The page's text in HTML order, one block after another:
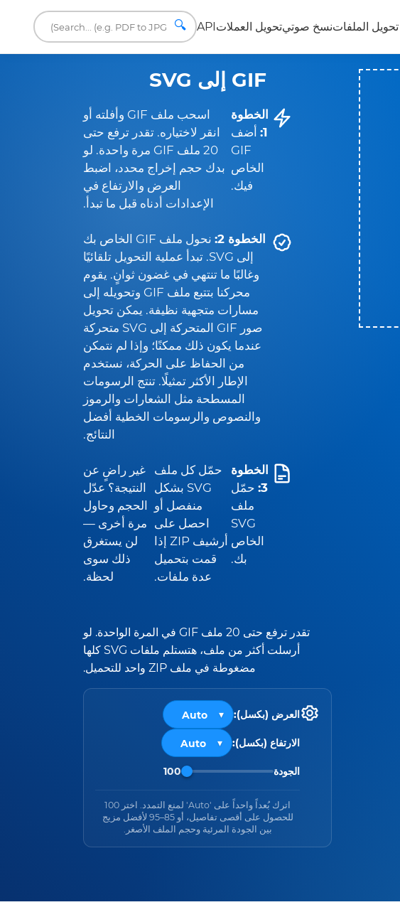
تحويل الملفاتنسخ صوتيتحويل العملاتAPI
🔍
GIF إلى SVG
الخطوة
1:
أضف
GIF
الخاص
فيك.
اسحب ملف GIF وأفلته أو
انقر لاختياره. تقدر ترفع حتى
20 ملف GIF مرة واحدة. لو
بدك حجم إخراج محدد، اضبط
العرض والارتفاع في
الإعدادات أدناه قبل ما تبدأ.
الخطوة 2:
نحول ملف GIF الخاص بك
إلى SVG. تبدأ عملية التحويل تلقائيًا
وغالبًا ما تنتهي في غضون ثوانٍ. يقوم
محركنا بتتبع ملف GIF وتحويله إلى
مسارات متجهية نظيفة. يمكن تحويل
صور GIF المتحركة إلى SVG متحركة
عندما يكون ذلك ممكنًا؛ وإذا لم نتمكن
من الحفاظ على الحركة، نستخدم
الإطار الأكثر تمثيلًا. تنتج الرسومات
المسطحة مثل الشعارات والرموز
والنصوص والرسومات الخطية أفضل
النتائج.
الخطوة
3: حمّل
ملف
SVG
الخاص
بك.
حمّل كل ملف
SVG بشكل
منفصل أو
احصل على
أرشيف ZIP إذا
قمت بتحميل
عدة ملفات.
غير راضٍ عن
النتيجة؟ عدّل
الحجم وحاول
مرة أخرى —
لن يستغرق
ذلك سوى
لحظة.
تقدر ترفع حتى 20 ملف GIF في المرة الواحدة. لو
أرسلت أكثر من ملف، هتستلم ملفات SVG كلها
مضغوطة في ملف ZIP واحد للتحميل.
العرض (بكسل):
الارتفاع (بكسل):
الجودة 100
اترك بُعداً واحداً على 'Auto' لمنع التمدد. اختر 100
للحصول على أقصى تفاصيل، أو 85–95 لأفضل مزيج
بين الجودة المرئية وحجم الملف الأصغر.